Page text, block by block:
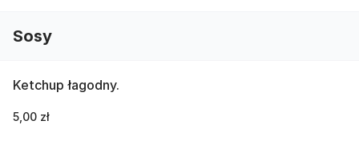
Sosy
Ketchup łagodny.
5,00 zł